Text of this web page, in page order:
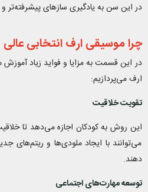
در این سن به یادگیری سازهای پیشرفته‌تر
چرا موسیقی ارف انتخابی
در این قسمت به مزایا و فواید زیاد
ارف می‌پردازیم:
تقویت خلاقیت
این روش به کودکان اجازه می‌دهد تا
می‌توانند با ایجاد ملودی‌ها و ریتم‌های
دهند.
توسعه مهارت‌های اجتماعی